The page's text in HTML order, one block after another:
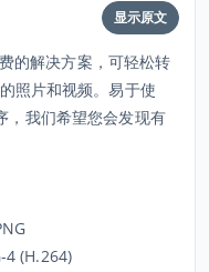
显示原文
的解决方案，可轻松转
照片和视频。易于使
，我们希望您会发现有
4 (H.264)